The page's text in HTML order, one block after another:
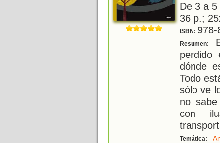
De 3 a
36 p.;
ISBN: 978-
Resumen:
perdido
dónde
Todo
sólo ve
no
con
Temática: